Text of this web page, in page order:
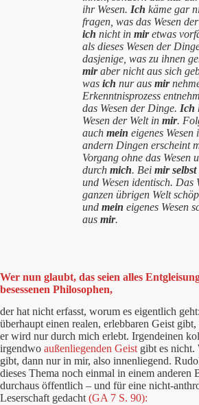
ihr Wesen. Ich käme gar
fragen, was das Wesen
ich nicht in miretwas
als dieses Wesen der
dasjenige, was zu ihnen
miraber nicht aus sich
was ich nur aus mir
Erkenntnisprozess
das Wesen der Dinge. Ich
Wesen der Welt in mir.
auch mein eigenes Wesen
andern Dingen erscheint
Vorgang ohne das Wesen
durch mich. Bei mir selbst
und Wesen identisch. Das
ganzen übrigen Welt
und mein eigenes Wesen
aus mir.
Wer nun glaubt, das seien alles
besessenen Philosophen,
der hat nicht erfasst, worum es eigentlich
überhaupt einen realen, erlebbaren Geist
er wird nur durch mich erlebt. Irgendeinen
irgendwo außenliegenden Geist gibt es nicht.
gibt, dann nur in mir, also innenliegend.
dieses Thema noch einmal in einem anderen
durchaus öffentlich – und für eine nicht-
Leserschaft gedacht (GA 7 S. 90):